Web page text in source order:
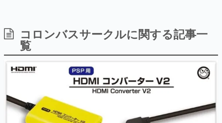
ゲーム開発者・hamatsu氏がゲームの魅力を画面や操作の
具体的な形から解き明かしていく、硬派で骨太な評論連載
ゲームが変えた日本語
「経験値」「裏技」「ラスボス」… ゲームにまつわる言葉
の起源や用法の変遷を、コンピューター文化史研究家・タ
イニーP氏が徹底調査。
カテゴリ
コロンバスサークルに関する記事一
覧